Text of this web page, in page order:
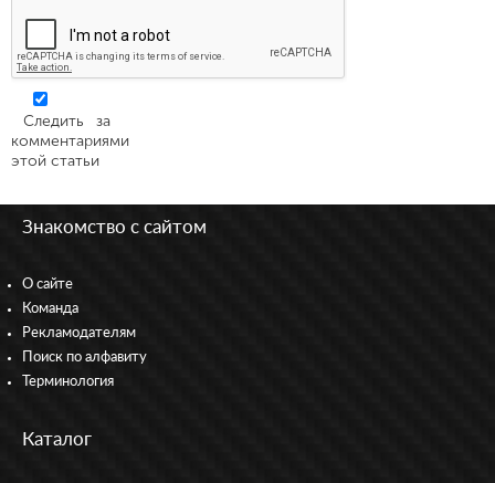
Следить за
комментариями
этой статьи
Знакомство с сайтом
О сайте
Команда
Рекламодателям
Поиск по алфавиту
Терминология
Каталог